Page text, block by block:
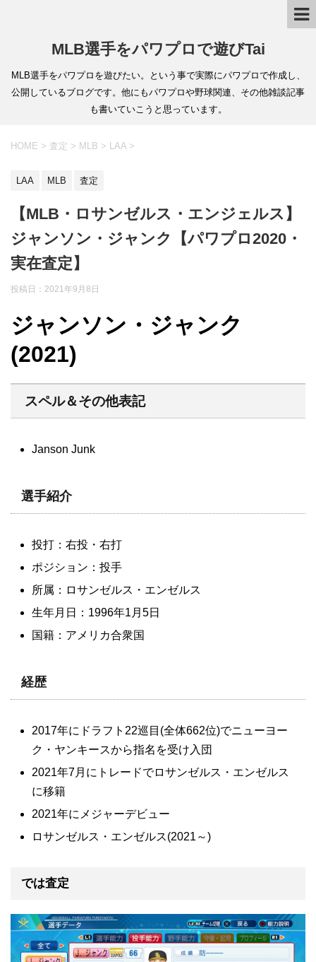
MLB選手をパワプロで遊びTai
MLB選手をパワプロを遊びたい。という事で実際にパワプロで作成し、
公開しているブログです。他にもパワプロや野球関連、その他雑談記事
も書いていこうと思っています。
HOME > 査定 > MLB > LAA >
LAA MLB 査定
【MLB・ロサンゼルス・エンジェルス】
ジャンソン・ジャンク【パワプロ2020・
実在査定】
投稿日： 2021年9月8日
ジャンソン・ジャンク
(2021)
スペル＆その他表記
Janson Junk
選手紹介
投打：右投・右打
ポジション：投手
所属：ロサンゼルス・エンゼルス
生年月日：1996年1月5日
国籍：アメリカ合衆国
経歴
2017年にドラフト22巡目(全体662位)でニューヨー
ク・ヤンキースから指名を受け入団
2021年7月にトレードでロサンゼルス・エンゼルス
に移籍
2021年にメジャーデビュー
ロサンゼルス・エンゼルス(2021～)
では査定